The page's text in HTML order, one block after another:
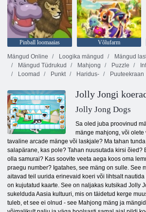
Pinball loomaaias Võlufarm
Mängud Online
Loogika mängud
Mängud
Mängud Tüdrukud
Mahjong Puzzle
Loomad
Punkt Haridus- Puuteekraan
Jolly Jongi
Jolly Jong Dogs
Sa oled juba proovinud
mänge mahjong, või
tavaline arcade mänge või laskjale? Ma tahan
salapärane, kas pole? Tahan nuusutada kirsi õied?
olla samurai? Kas soovite veeta aega koos oma
praegu number? Igatahes, see mäng on sulle. See
aitavad teil uurida erinevaid koeri või lihtsalt
on kujutatud kaarte. See on naljakas kutsikad Jolly
sukelduda Aasia kultuuri, mis on täidetud kerge
tuleb, et see ei olnud - see Mahjong mäng ja